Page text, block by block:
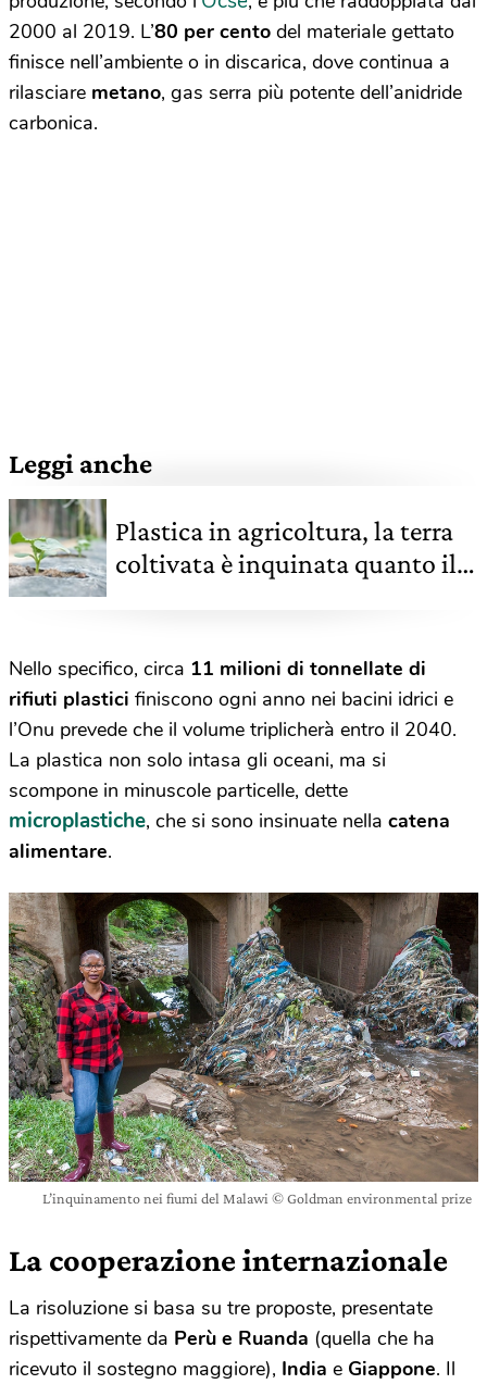
2000 al 2019. L’80 per cento del materiale gettato
finisce nell’ambiente o in discarica, dove continua a
rilasciare metano, gas serra più potente dell’anidride
carbonica.
Leggi anche
Plastica in agricoltura, la terra
coltivata è inquinata quanto il
Nello specifico, circa 11 milioni di tonnellate di
rifiuti plastici finiscono ogni anno nei bacini idrici e
l’Onu prevede che il volume triplicherà entro il 2040.
La plastica non solo intasa gli oceani, ma si
scompone in minuscole particelle, dette
microplastiche, che si sono insinuate nella catena
alimentare.
L’inquinamento nei fiumi del Malawi © Goldman environmental prize
La cooperazione internazionale
La risoluzione si basa su tre proposte, presentate
rispettivamente da Perù e Ruanda (quella che ha
ricevuto il sostegno maggiore), India e Giappone. Il